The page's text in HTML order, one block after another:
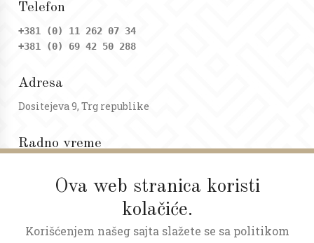
Ova web stranica koristi
kolačiće.
Korišćenjem našeg sajta slažete se sa politikom
Telefon
+381 (0) 11 262 07 34
+381 (0) 69 42 50 288
Adresa
Dositejeva 9, Trg republike
Radno vreme
Subota: 09 - 17h